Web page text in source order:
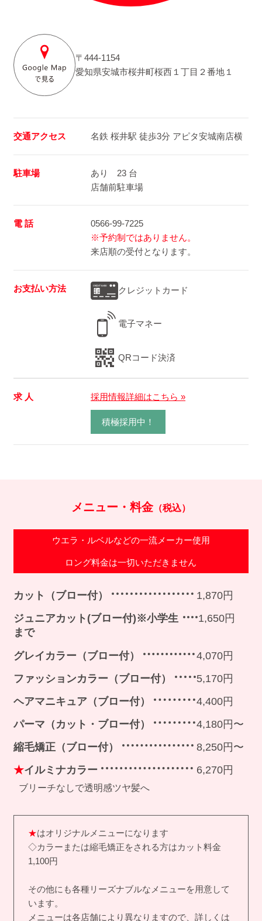
〒444-1154
愛知県安城市桜井町桜西１丁目２番地１
交通アクセス 名鉄 桜井駅 徒歩3分 アピタ安城南店横
駐車場
あり 23 台
店舗前駐車場
電 話
0566-99-7225
※予約制ではありません。
来店順の受付となります。
お支払い方法 クレジットカード
電子マネー
QRコード決済
求 人 採用情報詳細はこちら »
積極採用中！
メニュー・料金（税込）
ウエラ・ルベルなどの一流メーカー使用
ロング料金は一切いただきません
カット（ブロー付）
1,870円
ジュニアカット(ブロー付)※小学生
まで
1,650円
グレイカラー（ブロー付）
4,070円
ファッションカラー（ブロー付）
5,170円
ヘアマニキュア（ブロー付）
4,400円
パーマ（カット・ブロー付）
4,180円〜
縮毛矯正（ブロー付）
8,250円〜
★イルミナカラー 6,270円
ブリーチなしで透明感ツヤ髪へ
★はオリジナルメニューになります
◇カラーまたは縮毛矯正をされる方はカット料金
1,100円
その他にも各種リーズナブルなメニューを用意して
います。
メニューは各店舗により異なりますので、詳しくは